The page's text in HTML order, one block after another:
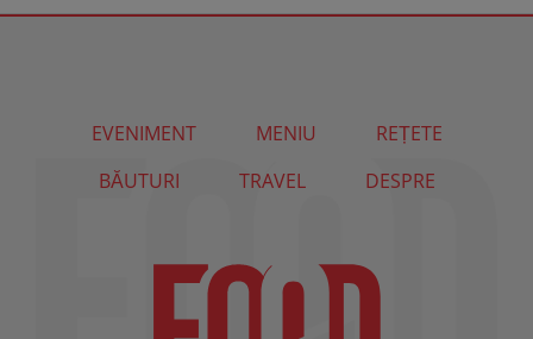
EVENIMENT MENIU
REȚETE
BĂUTURI
TRAVEL DESPRE